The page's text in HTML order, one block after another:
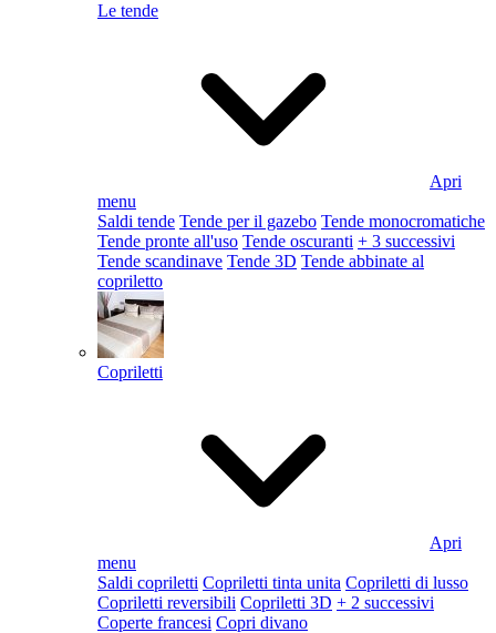
Le tende
Apri
menu
Saldi tende Tende per il gazebo Tende monocromatiche
Tende pronte all'uso Tende oscuranti + 3 successivi
Tende scandinave Tende 3D Tende abbinate al
copriletto
Copriletti
Apri
menu
Saldi copriletti Copriletti tinta unita Copriletti di lusso
Copriletti reversibili Copriletti 3D + 2 successivi
Coperte francesi Copri divano